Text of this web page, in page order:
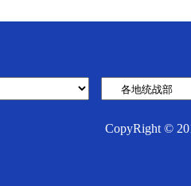
CopyRight ©